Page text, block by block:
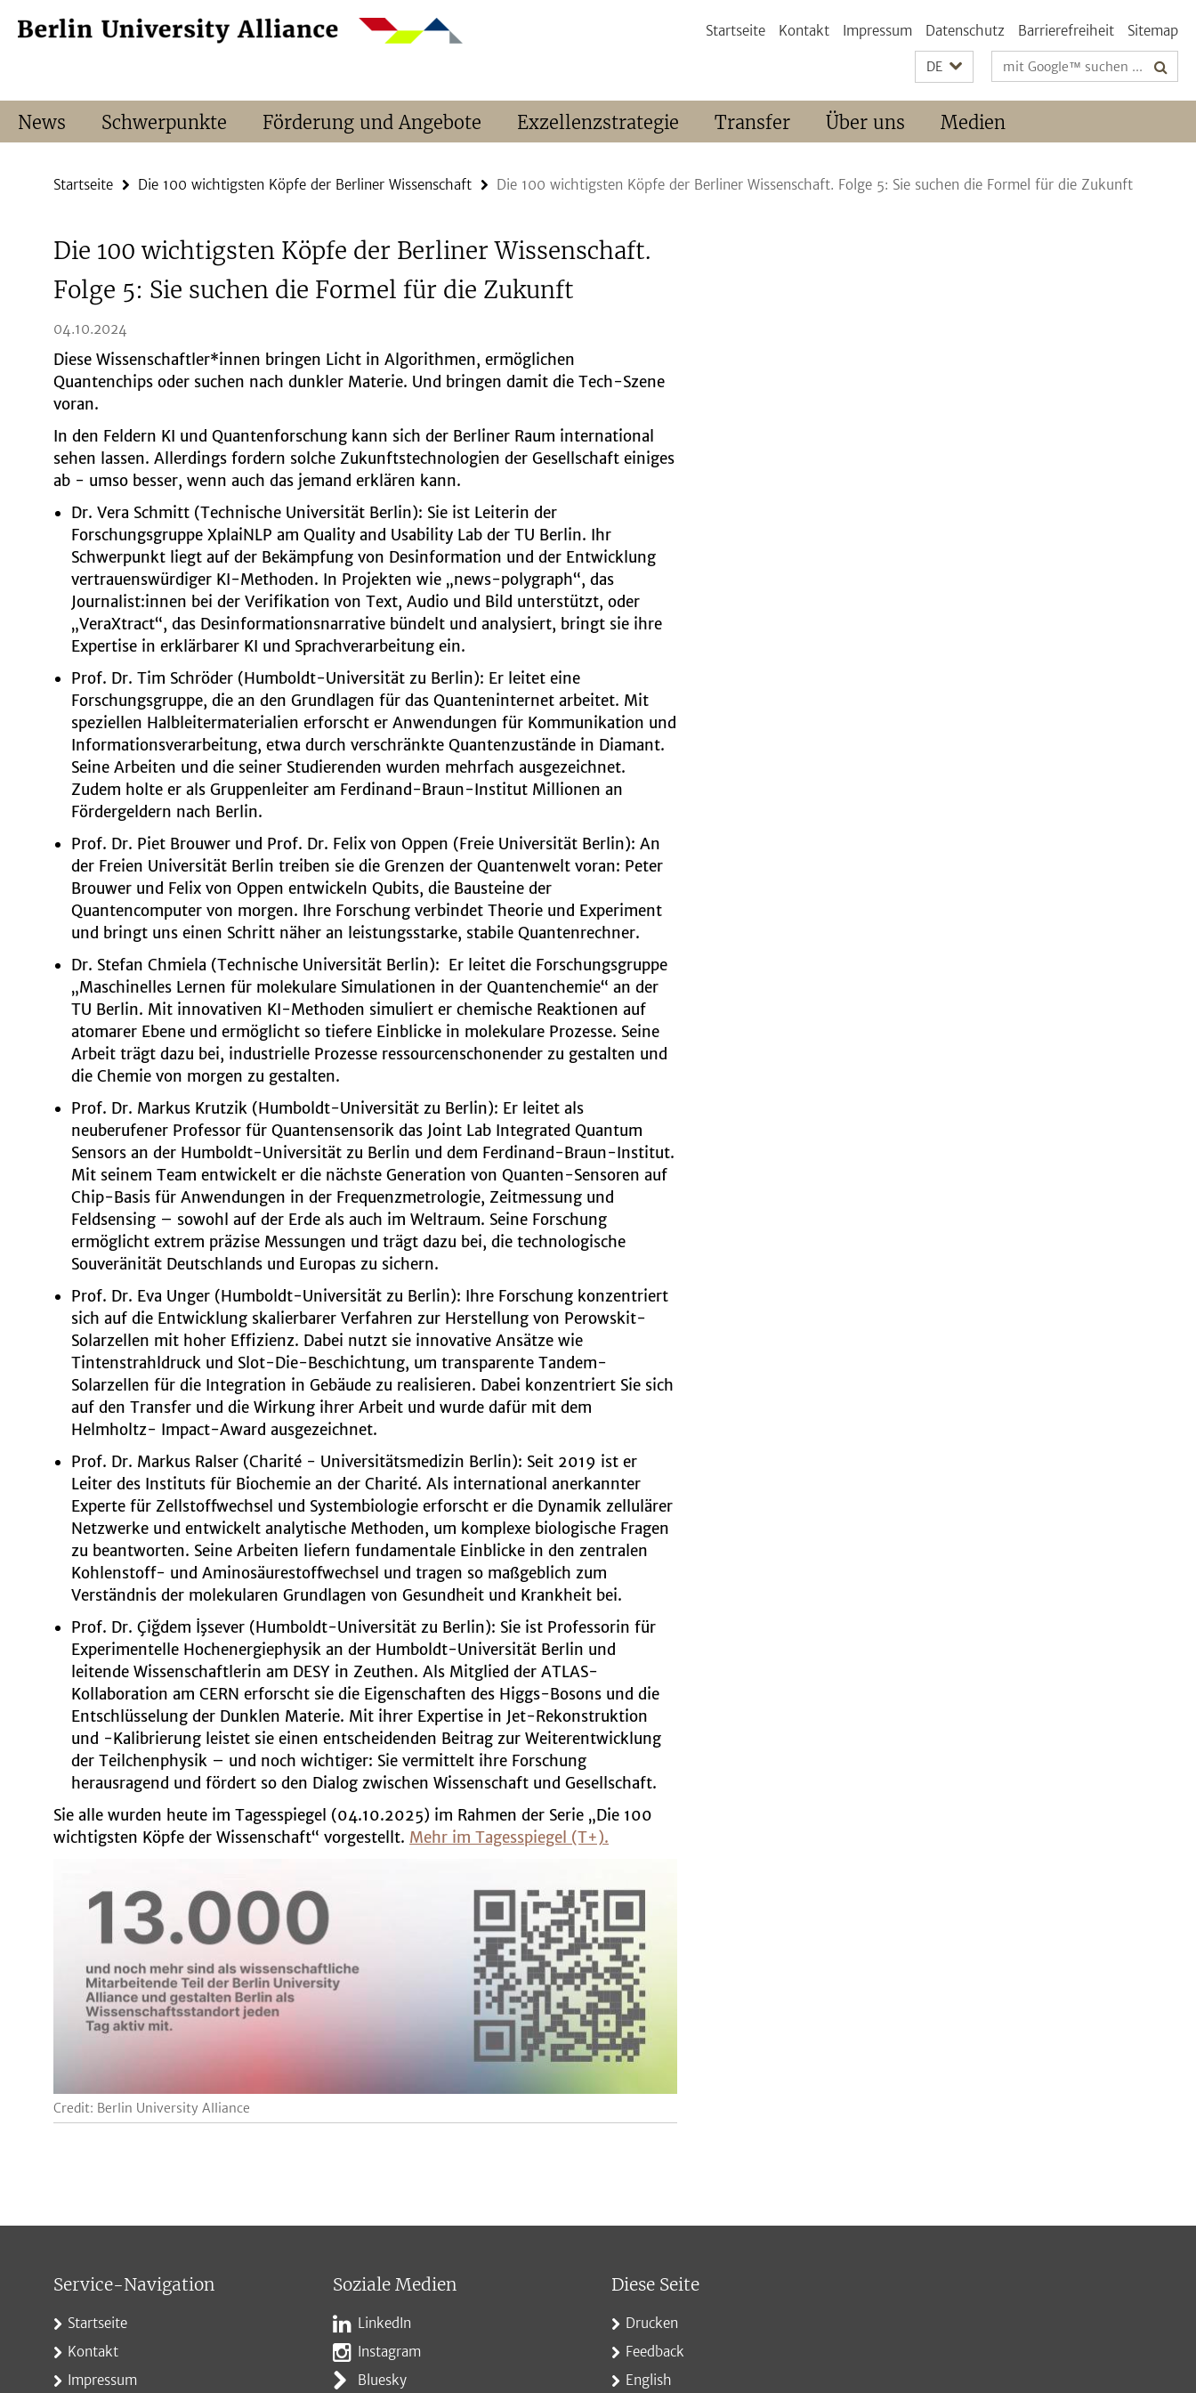
direkt
Service-
Startseite Kontakt Impressum Datenschutz Barrierefreiheit Sitemap
DE Suchbegriffe
News Schwerpunkte Förderung und Angebote Exzellenzstrategie Transfer Über uns Medien
Startseite Die 100 wichtigsten Köpfe der Berliner Wissenschaft Die 100 wichtigsten Köpfe der Berliner Wissenschaft. Folge 5: Sie suchen die Formel für die Zukunft
Die 100 wichtigsten Köpfe der Berliner Wissenschaft.
Folge 5: Sie suchen die Formel für die Zukunft
04.10.2024
Diese Wissenschaftler*innen bringen Licht in Algorithmen, ermöglichen
Quantenchips oder suchen nach dunkler Materie. Und bringen damit die Tech-Szene
voran.
In den Feldern KI und Quantenforschung kann sich der Berliner Raum international
sehen lassen. Allerdings fordern solche Zukunftstechnologien der Gesellschaft einiges
ab - umso besser, wenn auch das jemand erklären kann.
Dr. Vera Schmitt (Technische Universität Berlin): Sie ist Leiterin der
Forschungsgruppe XplaiNLP am Quality and Usability Lab der TU Berlin. Ihr
Schwerpunkt liegt auf der Bekämpfung von Desinformation und der Entwicklung
vertrauenswürdiger KI-Methoden. In Projekten wie „news-polygraph“, das
Journalist:innen bei der Verifikation von Text, Audio und Bild unterstützt, oder
„VeraXtract“, das Desinformationsnarrative bündelt und analysiert, bringt sie ihre
Expertise in erklärbarer KI und Sprachverarbeitung ein.
Prof. Dr. Tim Schröder (Humboldt-Universität zu Berlin): Er leitet eine
Forschungsgruppe, die an den Grundlagen für das Quanteninternet arbeitet. Mit
speziellen Halbleitermaterialien erforscht er Anwendungen für Kommunikation und
Informationsverarbeitung, etwa durch verschränkte Quantenzustände in Diamant.
Seine Arbeiten und die seiner Studierenden wurden mehrfach ausgezeichnet.
Zudem holte er als Gruppenleiter am Ferdinand-Braun-Institut Millionen an
Fördergeldern nach Berlin.
Prof. Dr. Piet Brouwer und Prof. Dr. Felix von Oppen (Freie Universität Berlin): An
der Freien Universität Berlin treiben sie die Grenzen der Quantenwelt voran: Peter
Brouwer und Felix von Oppen entwickeln Qubits, die Bausteine der
Quantencomputer von morgen. Ihre Forschung verbindet Theorie und Experiment
und bringt uns einen Schritt näher an leistungsstarke, stabile Quantenrechner.
Dr. Stefan Chmiela (Technische Universität Berlin): Er leitet die Forschungsgruppe
„Maschinelles Lernen für molekulare Simulationen in der Quantenchemie“ an der
TU Berlin. Mit innovativen KI-Methoden simuliert er chemische Reaktionen auf
atomarer Ebene und ermöglicht so tiefere Einblicke in molekulare Prozesse. Seine
Arbeit trägt dazu bei, industrielle Prozesse ressourcenschonender zu gestalten und
die Chemie von morgen zu gestalten.
Prof. Dr. Markus Krutzik (Humboldt-Universität zu Berlin): Er leitet als
neuberufener Professor für Quantensensorik das Joint Lab Integrated Quantum
Sensors an der Humboldt-Universität zu Berlin und dem Ferdinand-Braun-Institut.
Mit seinem Team entwickelt er die nächste Generation von Quanten-Sensoren auf
Chip-Basis für Anwendungen in der Frequenzmetrologie, Zeitmessung und
Feldsensing – sowohl auf der Erde als auch im Weltraum. Seine Forschung
ermöglicht extrem präzise Messungen und trägt dazu bei, die technologische
Souveränität Deutschlands und Europas zu sichern.
Prof. Dr. Eva Unger (Humboldt-Universität zu Berlin): Ihre Forschung konzentriert
sich auf die Entwicklung skalierbarer Verfahren zur Herstellung von Perowskit-
Solarzellen mit hoher Effizienz. Dabei nutzt sie innovative Ansätze wie
Tintenstrahldruck und Slot-Die-Beschichtung, um transparente Tandem-
Solarzellen für die Integration in Gebäude zu realisieren. Dabei konzentriert Sie sich
auf den Transfer und die Wirkung ihrer Arbeit und wurde dafür mit dem
Helmholtz- Impact-Award ausgezeichnet.
Prof. Dr. Markus Ralser (Charité - Universitätsmedizin Berlin): Seit 2019 ist er
Leiter des Instituts für Biochemie an der Charité. Als international anerkannter
Experte für Zellstoffwechsel und Systembiologie erforscht er die Dynamik zellulärer
Netzwerke und entwickelt analytische Methoden, um komplexe biologische Fragen
zu beantworten. Seine Arbeiten liefern fundamentale Einblicke in den zentralen
Kohlenstoff- und Aminosäurestoffwechsel und tragen so maßgeblich zum
Verständnis der molekularen Grundlagen von Gesundheit und Krankheit bei.
Prof. Dr. Çiğdem İşsever (Humboldt-Universität zu Berlin): Sie ist Professorin für
Experimentelle Hochenergiephysik an der Humboldt-Universität Berlin und
leitende Wissenschaftlerin am DESY in Zeuthen. Als Mitglied der ATLAS-
Kollaboration am CERN erforscht sie die Eigenschaften des Higgs-Bosons und die
Entschlüsselung der Dunklen Materie. Mit ihrer Expertise in Jet-Rekonstruktion
und -Kalibrierung leistet sie einen entscheidenden Beitrag zur Weiterentwicklung
der Teilchenphysik – und noch wichtiger: Sie vermittelt ihre Forschung
herausragend und fördert so den Dialog zwischen Wissenschaft und Gesellschaft.
Sie alle wurden heute im Tagesspiegel (04.10.2025) im Rahmen der Serie „Die 100
wichtigsten Köpfe der Wissenschaft“ vorgestellt. Mehr im Tagesspiegel (T+).
Credit: Berlin University Alliance
Service-Navigation
Startseite
Kontakt
Impressum
Soziale Medien
LinkedIn
Instagram
Bluesky
Diese Seite
Drucken
Feedback
English